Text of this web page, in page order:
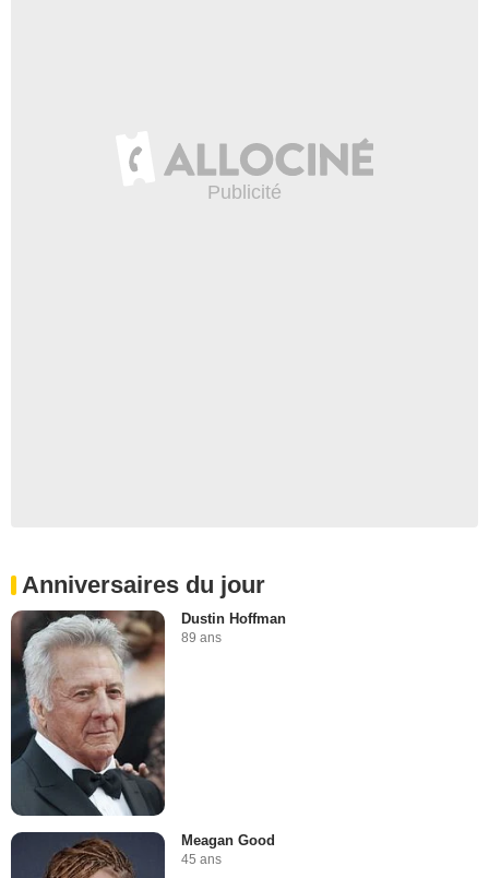
Anniversaires du jour
Dustin Hoffman
89 ans
Meagan Good
45 ans